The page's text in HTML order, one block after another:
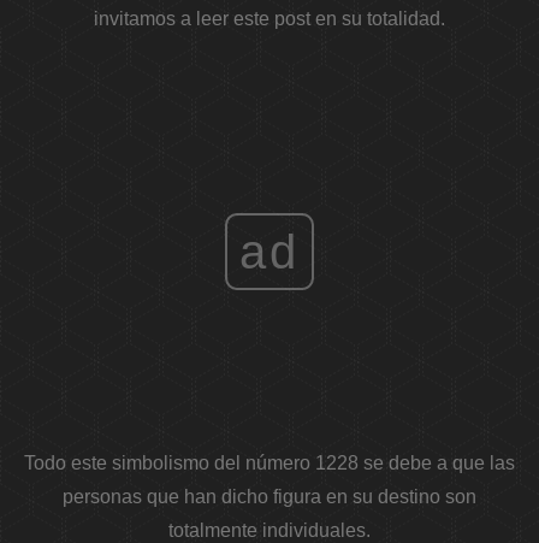
invitamos a leer este post en su totalidad.
ad
Todo este simbolismo del número 1228 se debe a que las
personas que han dicho figura en su destino son
totalmente individuales.